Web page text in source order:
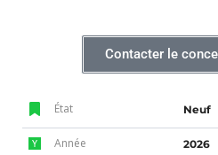
Contacter le
État Neuf
Année 2026